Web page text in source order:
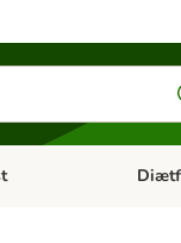
menu: FuglÅben